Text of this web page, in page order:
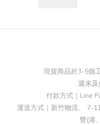
現貨商品於3-5個
週末
付款方式｜Line
運送方式｜新竹物流、 7-
豐(港